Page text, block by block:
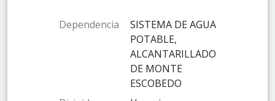
Dependencia
SISTEMA DE AGUA
POTABLE,
ALCANTARILLADO
DE MONTE
ESCOBEDO